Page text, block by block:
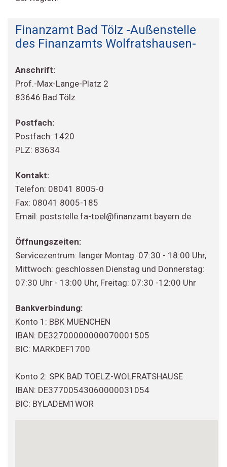
Finanzamt Bad Tölz -Außenstelle
des Finanzamts Wolfratshausen-
Anschrift:
Prof.-Max-Lange-Platz 2
83646 Bad Tölz
Postfach:
Postfach: 1420
PLZ: 83634
Kontakt:
Telefon: 08041 8005-0
Fax: 08041 8005-185
Email: poststelle.fa-toel@finanzamt.bayern.de
Öffnungszeiten:
Servicezentrum: langer Montag: 07:30 - 18:00 Uhr,
Mittwoch: geschlossen Dienstag und Donnerstag:
07:30 Uhr - 13:00 Uhr, Freitag: 07:30 -12:00 Uhr
Bankverbindung:
Konto 1: BBK MUENCHEN
IBAN: DE32700000000070001505
BIC: MARKDEF1700
Konto 2: SPK BAD TOELZ-WOLFRATSHAUSE
IBAN: DE37700543060000031054
BIC: BYLADEM1WOR